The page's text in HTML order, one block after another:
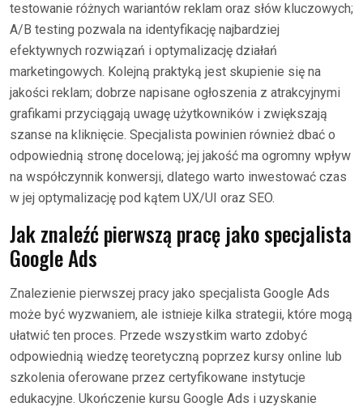
testowanie różnych wariantów reklam oraz słów kluczowych;
A/B testing pozwala na identyfikację najbardziej
efektywnych rozwiązań i optymalizację działań
marketingowych. Kolejną praktyką jest skupienie się na
jakości reklam; dobrze napisane ogłoszenia z atrakcyjnymi
grafikami przyciągają uwagę użytkowników i zwiększają
szanse na kliknięcie. Specjalista powinien również dbać o
odpowiednią stronę docelową; jej jakość ma ogromny wpływ
na współczynnik konwersji, dlatego warto inwestować czas
w jej optymalizację pod kątem UX/UI oraz SEO.
Jak znaleźć pierwszą pracę jako specjalista
Google Ads
Znalezienie pierwszej pracy jako specjalista Google Ads
może być wyzwaniem, ale istnieje kilka strategii, które mogą
ułatwić ten proces. Przede wszystkim warto zdobyć
odpowiednią wiedzę teoretyczną poprzez kursy online lub
szkolenia oferowane przez certyfikowane instytucje
edukacyjne. Ukończenie kursu Google Ads i uzyskanie